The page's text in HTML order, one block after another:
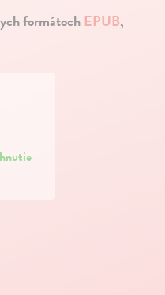
formátoch EPUB,